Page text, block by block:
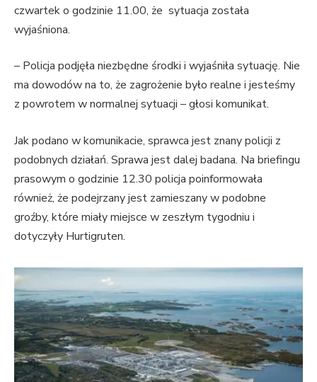
czwartek o godzinie 11.00, że sytuacja została
wyjaśniona.
– Policja podjęła niezbędne środki i wyjaśniła sytuację. Nie
ma dowodów na to, że zagrożenie było realne i jesteśmy
z powrotem w normalnej sytuacji – głosi komunikat.
Jak podano w komunikacie, sprawca jest znany policji z
podobnych działań. Sprawa jest dalej badana. Na briefingu
prasowym o godzinie 12.30 policja poinformowała
również, że ​​podejrzany jest zamieszany w podobne
groźby, które miały miejsce w zeszłym tygodniu i
dotyczyły Hurtigruten.